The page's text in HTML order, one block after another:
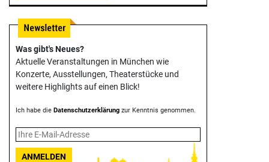
Was gibt's Neues?
Aktuelle Veranstaltungen in München wie
Konzerte, Ausstellungen, Theater­stücke und
weitere Highlights auf einen Blick!
Ich habe die Datenschutzerklärung zur Kenntnis genommen.
ANMELDEN